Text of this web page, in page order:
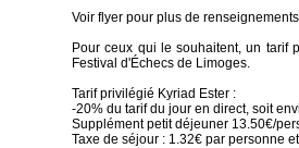
Voir flyer pour plus de
Pour ceux qui le souhaitent, un tarif
Festival d'Échecs de Limoges.
Tarif privilégié Kyriad Ester :
-20% du tarif du jour en direct, soit
Supplément petit déjeuner 13.50€/
Taxe de séjour : 1.32€ par personne